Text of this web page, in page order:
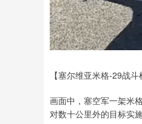
【塞尔维亚米格-29战斗
画面中，塞空军一架米
对数十公里外的目标实施